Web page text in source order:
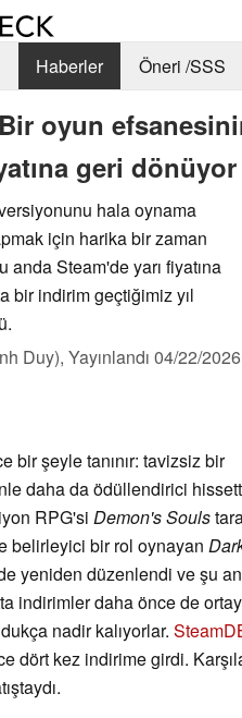
Haberler Öneri /SSS
oyun
geri dönüyor
hala oynama
için harika bir zaman
Steam'de yarı fiyatına
bir indirim geçtiğimiz yıl
Duy), Yayınlandı 04/22/2026
bir şeyle tanınır: tavizsiz bir
daha da ödüllendirici
RPG'si Demon's Souls
belirleyici bir rol oynayan
yeniden düzenlendi ve şu
indirimler daha önce de
nadir kalıyorlar.
dört kez indirime girdi.